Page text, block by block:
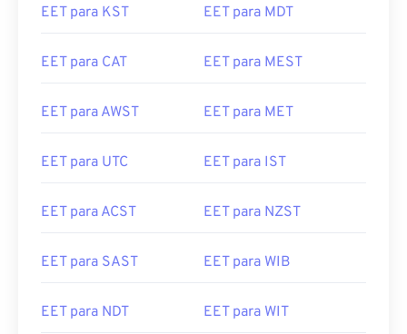
EET para KST EET para MDT
EET para CAT EET para MEST
EET para AWST EET para MET
EET para UTC EET para IST
EET para ACST EET para NZST
EET para SAST EET para WIB
EET para NDT EET para WIT